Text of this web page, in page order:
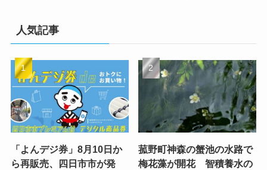
人気記事
「よんデジ券」8月10日か
ら再販売、四日市市が発
菰野町神森の蟹池の水路で
梅花藻が開花 智積養水の